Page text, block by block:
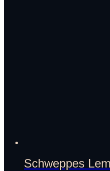
Schweppes